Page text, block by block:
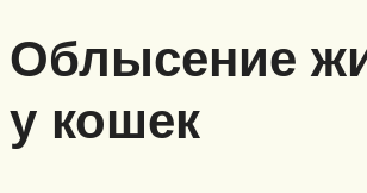
Облысение
у кошек